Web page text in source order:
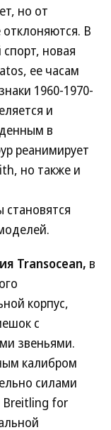
но от
В
новая
ее часам
1960-1970-
и
в
реанимирует
но также и
Transocean, в
корпус,
с
звеньями.
калибром
силами
Breitling for